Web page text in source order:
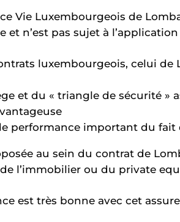
Vie Luxembourgeois de
et n’est pas sujet à
luxembourgeois, celui
et du « triangle de sécurité »
performance important du fait
au sein du contrat de
l’immobilier ou du private
est très bonne avec cet